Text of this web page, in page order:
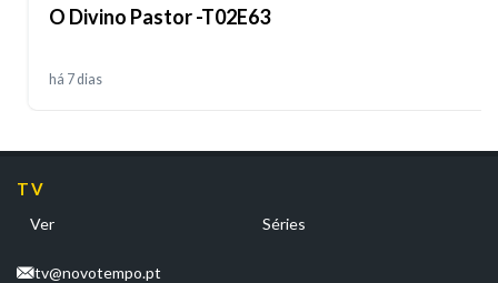
O Divino Pastor -T02E63
há 7 dias
TV
Ver Séries
tv@novotempo.pt